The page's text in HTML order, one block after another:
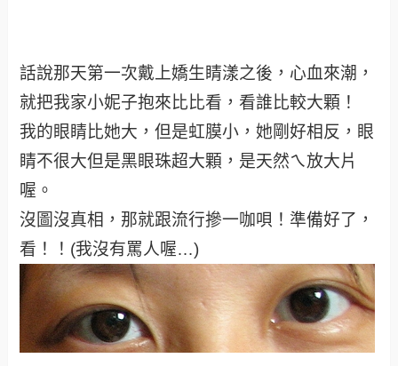
話說那天第一次戴上嬌生睛漾之後，心血來潮，
就把我家小妮子抱來比比看，看誰比較大顆！
我的眼睛比她大，但是虹膜小，她剛好相反，眼
睛不很大但是黑眼珠超大顆，是天然ㄟ放大片
喔。
沒圖沒真相，那就跟流行摻一咖唄！準備好了，
看！！(我沒有罵人喔…)